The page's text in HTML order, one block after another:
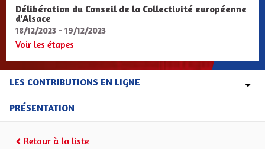
Délibération du Conseil de la Collectivité européenne
d'Alsace
18/12/2023 - 19/12/2023
Voir les étapes
LES CONTRIBUTIONS EN LIGNE
PRÉSENTATION
Retour à la liste